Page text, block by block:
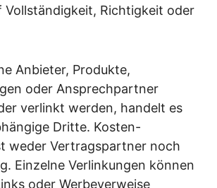
Vollständigkeit, Richtigkeit oder
Anbieter, Produkte,
oder Ansprechpartner
verlinkt werden, handelt es
Dritte. Kosten-
weder Vertragspartner noch
Einzelne Verlinkungen können
oder Werbeverweise